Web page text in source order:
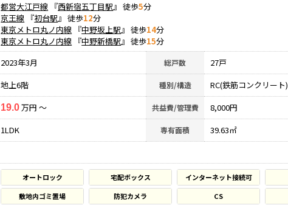
都営大江戸線 『西新宿五丁目駅』 徒歩5分
京王線 『初台駅』 徒歩12分
東京メトロ丸ノ内線 『中野坂上駅』 徒歩14分
東京メトロ丸ノ内線 『中野新橋駅』 徒歩15分
2023年3月 総戸数 27戸
地上6階 種別/構造 RC(鉄筋コンクリート)
19.0万円 ～ 共益費/管理費 8,000円
1LDK 専有面積 39.63㎡
オートロック 宅配ボックス インターネット接続可
敷地内ゴミ置場
防犯カメラ CS